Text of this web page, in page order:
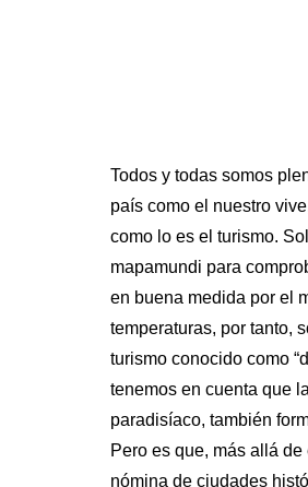
Todos y todas somos
país como el nuestro
como lo es el turismo.
mapamundi para
en buena medida por el
temperaturas, por tanto,
turismo conocido como
tenemos en cuenta que
paradisíaco, también
Pero es que, más allá
nómina de ciudades